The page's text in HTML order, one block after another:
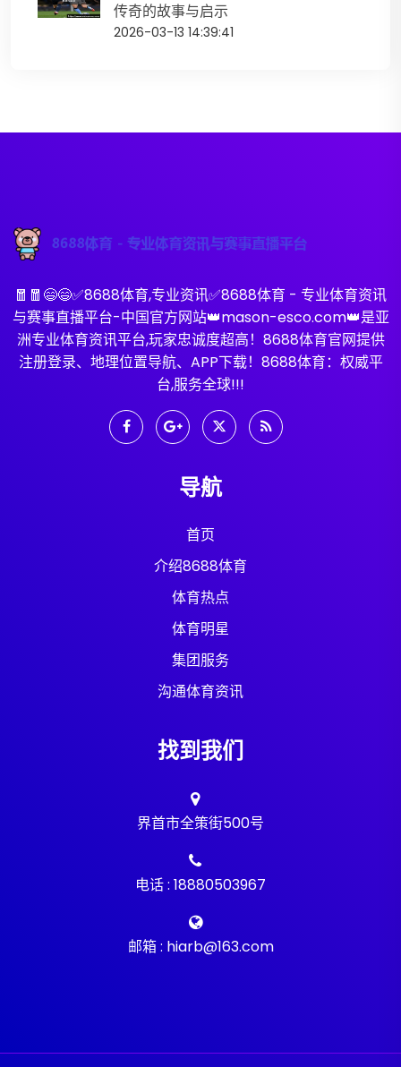
传奇的故事与启示
2026-03-13 14:39:41
🧧🧧😄😄✅8688体育,专业资讯✅8688体育 - 专业体育资讯
与赛事直播平台-中国官方网站👑mason-esco.com👑是亚
洲专业体育资讯平台,玩家忠诚度超高！8688体育官网提供
注册登录、地理位置导航、APP下载！8688体育：权威平
台,服务全球!!!
导航
首页
介绍8688体育
体育热点
体育明星
集团服务
沟通体育资讯
找到我们
界首市全策街500号
电话 : 18880503967
邮箱 : hiarb@163.com